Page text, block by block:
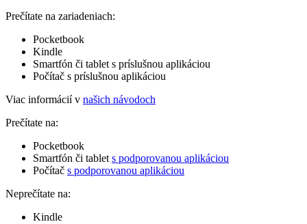
Prečítate na zariadeniach:
Pocketbook
Kindle
Smartfón či tablet s príslušnou aplikáciou
Počítač s príslušnou aplikáciou
Viac informácií v našich návodoch
Prečítate na:
Pocketbook
Smartfón či tablet s podporovanou aplikáciou
Počítač s podporovanou aplikáciou
Neprečítate na:
Kindle